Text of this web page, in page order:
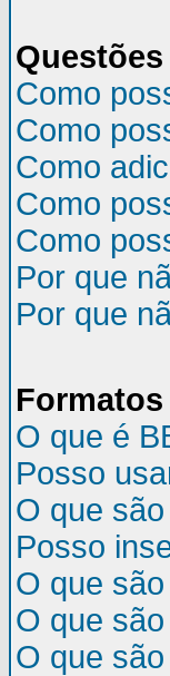
Como
Como
Como
Como
Como
Por que
Por que
O que é
Posso
O que
Posso
O que
O que
O que